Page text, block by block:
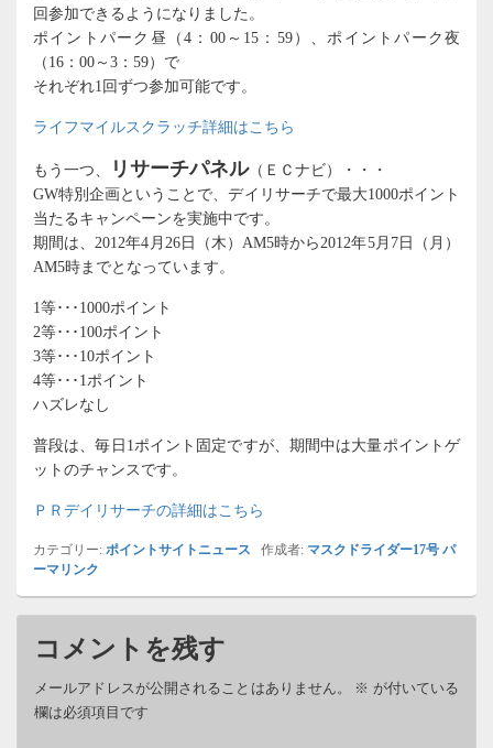
回参加できるようになりました。
ポイントパーク昼（4：00～15：59）、ポイントパーク夜
（16：00～3：59）で
それぞれ1回ずつ参加可能です。
ライフマイルスクラッチ詳細はこちら
もう一つ、 リサーチパネル（ＥＣナビ）・・・
GW特別企画ということで、デイリサーチで最大1000ポイント
当たるキャンペーンを実施中です。
期間は、2012年4月26日（木）AM5時から2012年5月7日（月）
AM5時までとなっています。
1等･･･1000ポイント
2等･･･100ポイント
3等･･･10ポイント
4等･･･1ポイント
ハズレなし
普段は、毎日1ポイント固定ですが、期間中は大量ポイントゲ
ットのチャンスです。
ＰＲデイリサーチの詳細はこちら
カテゴリー: ポイントサイトニュース 作成者: マスクドライダー17号 パ
ーマリンク
コメントを残す
メールアドレスが公開されることはありません。 ※ が付いている
欄は必須項目です